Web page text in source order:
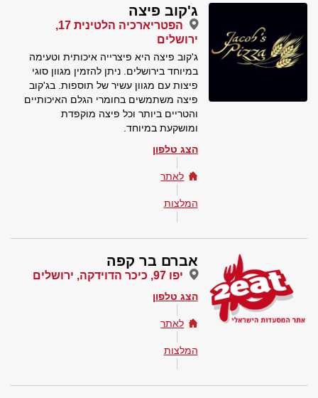
ג'קוב פיצה
הפטריארכיה הלטינית 17,
ירושלים
ג'קוב פיצה היא פיצרייה איכותית וטעימה
במיוחד בירושלים. ניתן להזמין מגוון סוגי
פיצות עם מגוון עשיר של תוספות. בג'קוב
פיצה משתמשים בחומרי הגלם האיכותיים
והטריים ביותר וכל פיצה מוקפדת
ומושקעת במיוחד.
הצג טלפון
לאתר
המלצות
אברם בר קפה
יפו 97, כיכר הדוידקה, ירושלים
הצג טלפון
לאתר
המלצות